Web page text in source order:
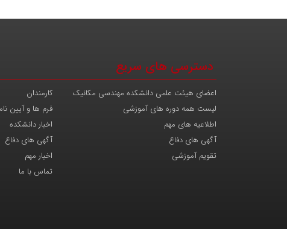
دسترسی های سریع
کارمندان
اعضای هیئت علمی دانشکده مهندسی مکانیک
فرم ها و آیین
لیست همه دوره های آموزشی
اخبار دانشکده
اطلاعیه های مهم
آگهی های دفاع
آگهی های دفاع
اخبار مهم
تقویم آموزشی
تماس با ما